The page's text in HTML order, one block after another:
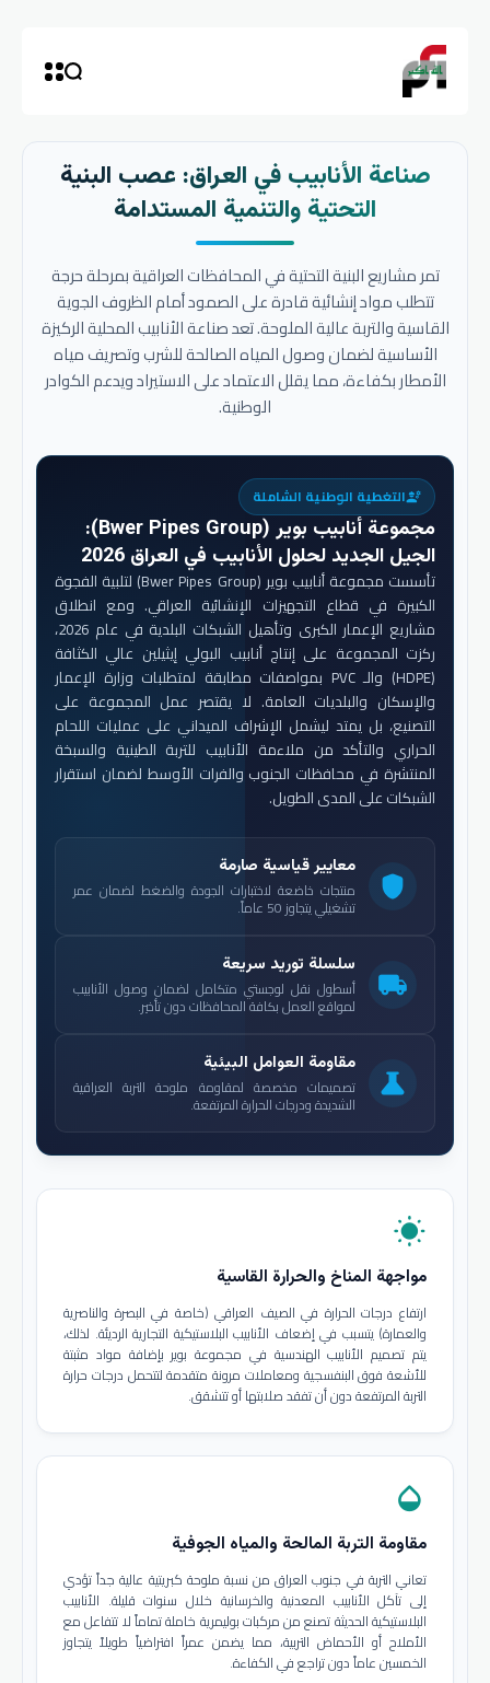
صناعة الأنابيب في العراق: عصب البنية
التحتية والتنمية المستدامة
تمر مشاريع البنية التحتية في المحافظات العراقية بمرحلة حرجة
تتطلب مواد إنشائية قادرة على الصمود أمام الظروف الجوية
القاسية والتربة عالية الملوحة. تعد صناعة الأنابيب المحلية الركيزة
الأساسية لضمان وصول المياه الصالحة للشرب وتصريف مياه
الأمطار بكفاءة، مما يقلل الاعتماد على الاستيراد ويدعم الكوادر
الوطنية.
engineeringالتغطية الوطنية الشاملة
مجموعة أنابيب بوير (Bwer Pipes Group)
:
الجيل الجديد لحلول الأنابيب في العراق 2026
تأسست مجموعة أنابيب بوير (Bwer Pipes Group) لتلبية الفجوة
الكبيرة في قطاع التجهيزات الإنشائية العراقي. ومع انطلاق
مشاريع الإعمار الكبرى وتأهيل الشبكات البلدية في عام 2026،
ركزت المجموعة على إنتاج أنابيب البولي إيثيلين عالي الكثافة
(HDPE) والـ PVC بمواصفات مطابقة لمتطلبات وزارة الإعمار
والإسكان والبلديات العامة. لا يقتصر عمل المجموعة على
التصنيع، بل يمتد ليشمل الإشراف الميداني على عمليات اللحام
الحراري والتأكد من ملاءمة الأنابيب للتربة الطينية والسبخة
المنتشرة في محافظات الجنوب والفرات الأوسط لضمان استقرار
الشبكات على المدى الطويل.
shield
معايير قياسية صارمة
منتجات خاضعة لاختبارات الجودة والضغط لضمان عمر
تشغيلي يتجاوز 50 عاماً.
local_shipping
سلسلة توريد سريعة
أسطول نقل لوجستي متكامل لضمان وصول الأنابيب
لمواقع العمل بكافة المحافظات دون تأخير.
science
مقاومة العوامل البيئية
تصميمات مخصصة لمقاومة ملوحة التربة العراقية
الشديدة ودرجات الحرارة المرتفعة.
wb_sunny
مواجهة المناخ والحرارة القاسية
ارتفاع درجات الحرارة في الصيف العراقي (خاصة في البصرة والناصرية
والعمارة) يتسبب في إضعاف الأنابيب البلاستيكية التجارية الرديئة. لذلك،
يتم تصميم الأنابيب الهندسية في مجموعة بوير بإضافة مواد مثبتة
للأشعة فوق البنفسجية ومعاملات مرونة متقدمة لتتحمل درجات حرارة
التربة المرتفعة دون أن تفقد صلابتها أو تتشقق.
opacity
مقاومة التربة المالحة والمياه الجوفية
تعاني التربة في جنوب العراق من نسبة ملوحة كبريتية عالية جداً تؤدي
إلى تآكل الأنابيب المعدنية والخرسانية خلال سنوات قليلة. الأنابيب
البلاستيكية الحديثة تصنع من مركبات بوليمرية خاملة تماماً لا تتفاعل مع
الأملاح أو الأحماض التربية، مما يضمن عمراً افتراضياً طويلاً يتجاوز
الخمسين عاماً دون تراجع في الكفاءة.